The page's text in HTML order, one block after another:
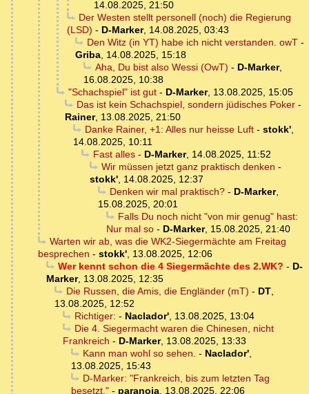
14.08.2025, 21:50
Der Westen stellt personell (noch) die Regierung
(LSD) - D-Marker, 14.08.2025, 03:43
Den Witz (in YT) habe ich nicht verstanden. owT-
Griba, 14.08.2025, 15:18
Aha, Du bist also Wessi (OwT) - D-Marker,
16.08.2025, 10:38
"Schachspiel" ist gut- D-Marker, 13.08.2025, 15:05
Das ist kein Schachspiel, sondern jüdisches Poker-
Rainer, 13.08.2025, 21:50
Danke Rainer, +1: Alles nur heisse Luft- stokk',
14.08.2025, 10:11
Fast alles- D-Marker, 14.08.2025, 11:52
Wir müssen jetzt ganz praktisch denken -
stokk', 14.08.2025, 12:37
Denken wir mal praktisch?- D-Marker,
15.08.2025, 20:01
Falls Du noch nicht "von mir genug" hast:
Nur mal so - D-Marker, 15.08.2025, 21:40
Warten wir ab, was die WK2-Siegermächte am Freitag
besprechen - stokk', 13.08.2025, 12:06
Wer kennt schon die 4 Siegermächte des 2.WK? - D-
Marker, 13.08.2025, 12:35
Die Russen, die Amis, die Engländer (mT) - DT,
13.08.2025, 12:52
Richtiger: - Naclador', 13.08.2025, 13:04
Die 4. Siegermacht waren die Chinesen, nicht
Frankreich - D-Marker, 13.08.2025, 13:33
Kann man wohl so sehen. - Naclador',
13.08.2025, 15:43
D-Marker: "Frankreich, bis zum letzten Tag
besetzt," - paranoia, 13.08.2025, 22:06